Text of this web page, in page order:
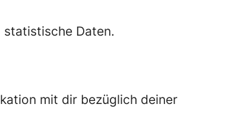
statistische Daten.
mit dir bezüglich deiner